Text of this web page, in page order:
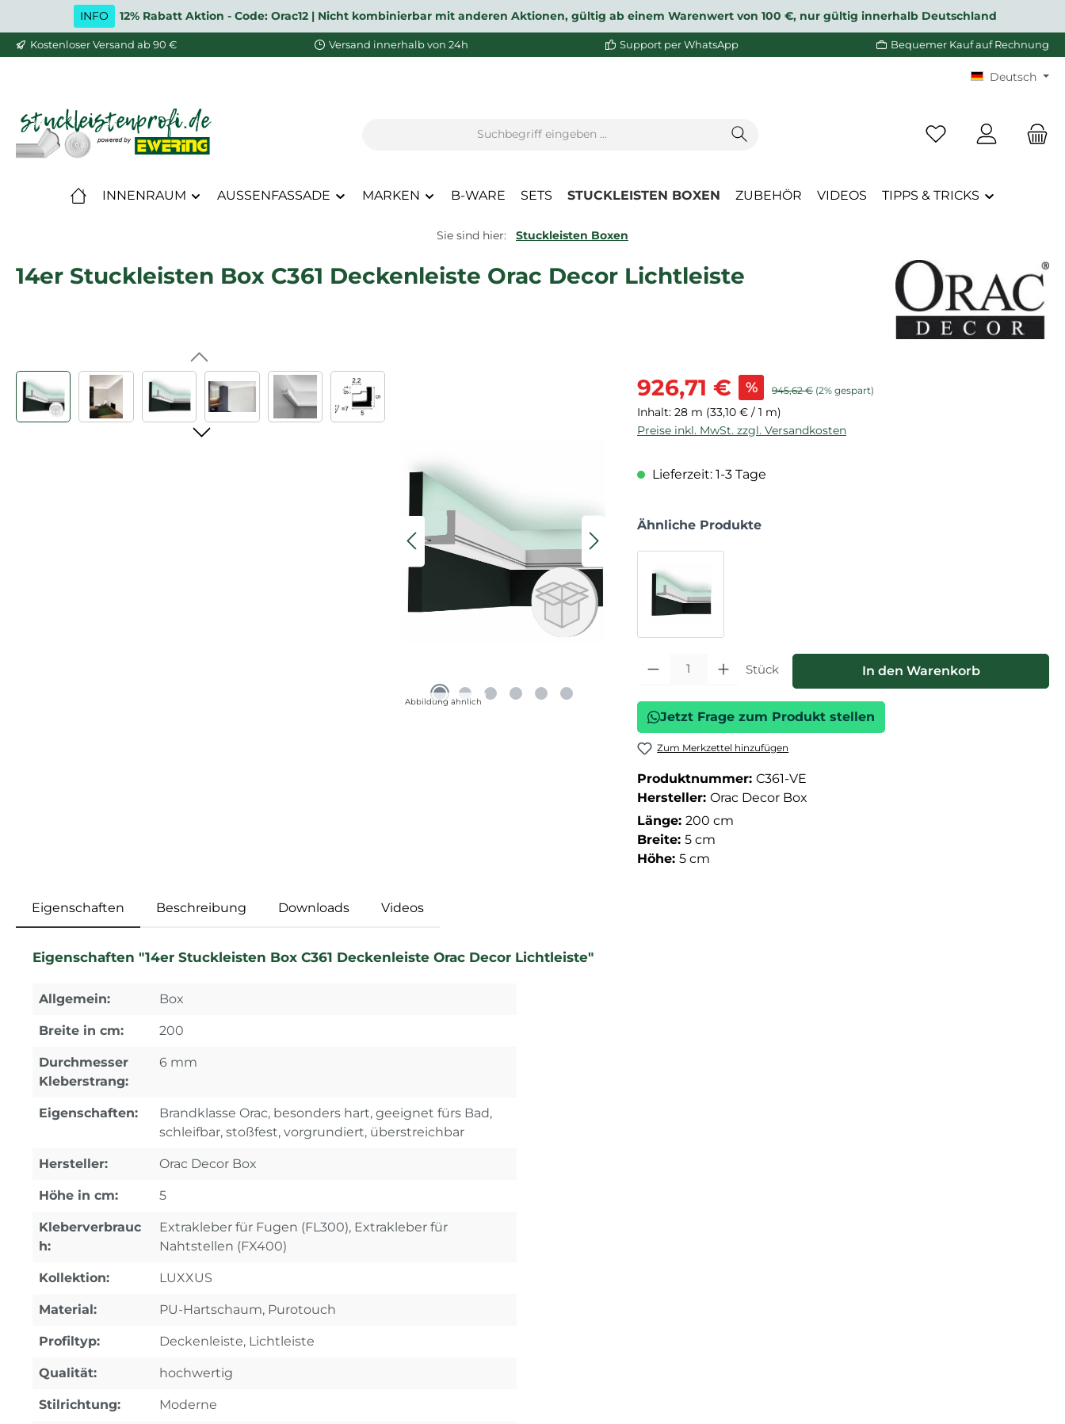
Hauptinhalt springen
Zur Suche springen
Zur Hauptnavigation springen
INFO 12% Rabatt Aktion - Code: Orac12 | Nicht kombinierbar mit anderen Aktionen, gültig ab einem Warenwert von 100 €, nur gültig innerhalb Deutschland
Kostenloser Versand ab 90 € Versand innerhalb von 24h Support per WhatsApp Bequemer Kauf auf Rechnung
Deutsch
Du hast 0 Produkte
INNENRAUM AUSSENFASSADE MARKEN B-WARE SETS STUCKLEISTEN BOXEN ZUBEHÖR VIDEOS TIPPS & TRICKS
Sie sind hier: Stuckleisten Boxen
14er Stuckleisten Box C361 Deckenleiste Orac Decor Lichtleiste
Bildergalerie überspringen
Abbildung ähnlich
Verkaufspreis:
926,71 € % Regulärer Preis:
945,62 € (2% gespart)
Inhalt: 28 m (33,10 € / 1 m)
Preise inkl. MwSt. zzgl. Versandkosten
Lieferzeit: 1-3 Tage
Ähnliche Produkte
Produkt Anzahl: Gib den gewünschten Wert ein oder benutze die
Stück In den Warenkorb
Jetzt Frage zum Produkt stellen
Zum Merkzettel hinzufügen
Produktnummer: C361-VE
Hersteller: Orac Decor Box
Länge: 200 cm
Breite: 5 cm
Höhe: 5 cm
Eigenschaften Beschreibung Downloads Videos
Eigenschaften "14er Stuckleisten Box C361 Deckenleiste Orac Decor Lichtleiste"
Allgemein: Box
Breite in cm: 200
Durchmesser
Kleberstrang:
6 mm
Eigenschaften:
Brandklasse Orac, besonders hart, geeignet fürs Bad,
schleifbar, stoßfest, vorgrundiert, überstreichbar
Hersteller: Orac Decor Box
Höhe in cm: 5
Kleberverbrauc
h:
Extrakleber für Fugen (FL300), Extrakleber für
Nahtstellen (FX400)
Kollektion: LUXXUS
Material: PU-Hartschaum, Purotouch
Profiltyp: Deckenleiste, Lichtleiste
Qualität: hochwertig
Stilrichtung: Moderne